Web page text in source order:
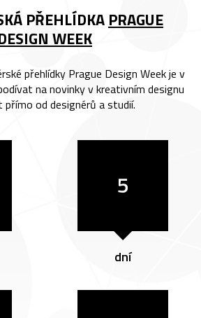
PŘEHLÍDKA PRAGUE
WEEK
přehlídky Prague Design Week je v
na novinky v kreativním designu
přímo od designérů a studií.
5
dní